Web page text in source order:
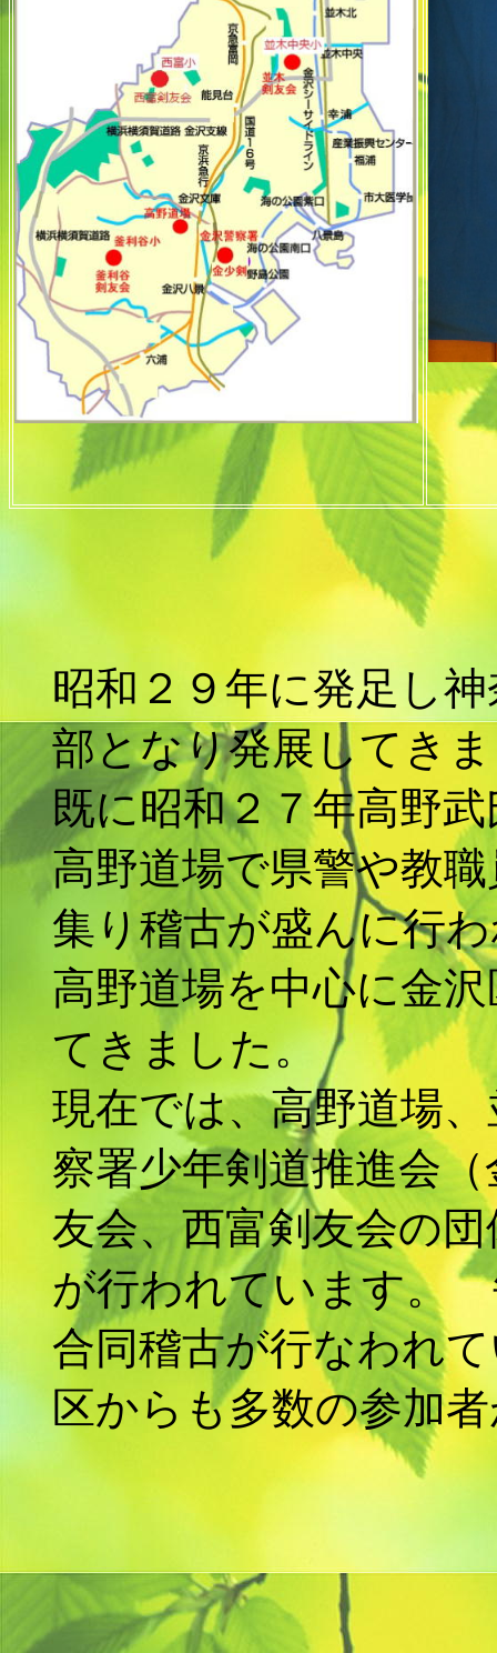
昭和２９年に発足し神
部となり発展してき
既に昭和２７年高野武
高野道場で県警や教職
集り稽古が盛んに行
高野道場を中心に金沢
てきました。
現在では、高野道場、
察署少年剣道推進会（
友会、西富剣友会の
が行われています。
合同稽古が行なわれ
区からも多数の参加